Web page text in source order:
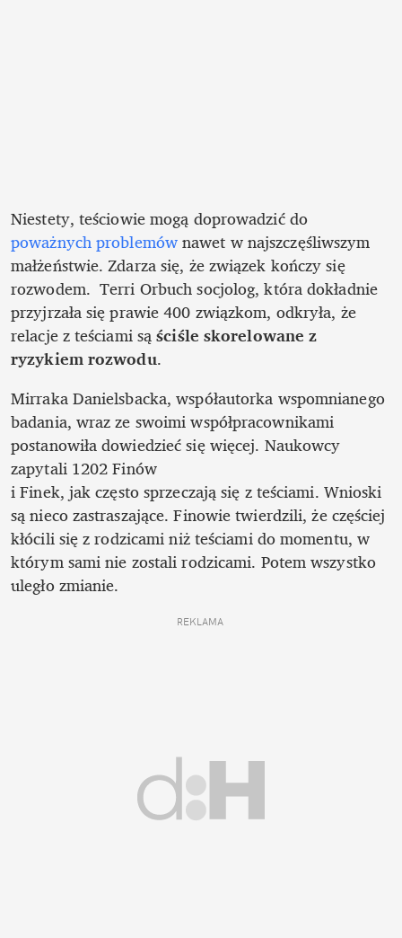
Niestety, teściowie mogą doprowadzić do
poważnych problemów nawet w najszczęśliwszym
małżeństwie. Zdarza się, że związek kończy się
rozwodem.  Terri Orbuch socjolog, która dokładnie
przyjrzała się prawie 400 związkom, odkryła, że
relacje z teściami są ściśle skorelowane z
ryzykiem rozwodu.
Mirraka Danielsbacka, współautorka wspomnianego
badania, wraz ze swoimi współpracownikami
postanowiła dowiedzieć się więcej. Naukowcy
zapytali 1202 Finów
i Finek, jak często sprzeczają się z teściami. Wnioski
są nieco zastraszające. Finowie twierdzili, że częściej
kłócili się z rodzicami niż teściami do momentu, w
którym sami nie zostali rodzicami. Potem wszystko
uległo zmianie.
REKLAMA